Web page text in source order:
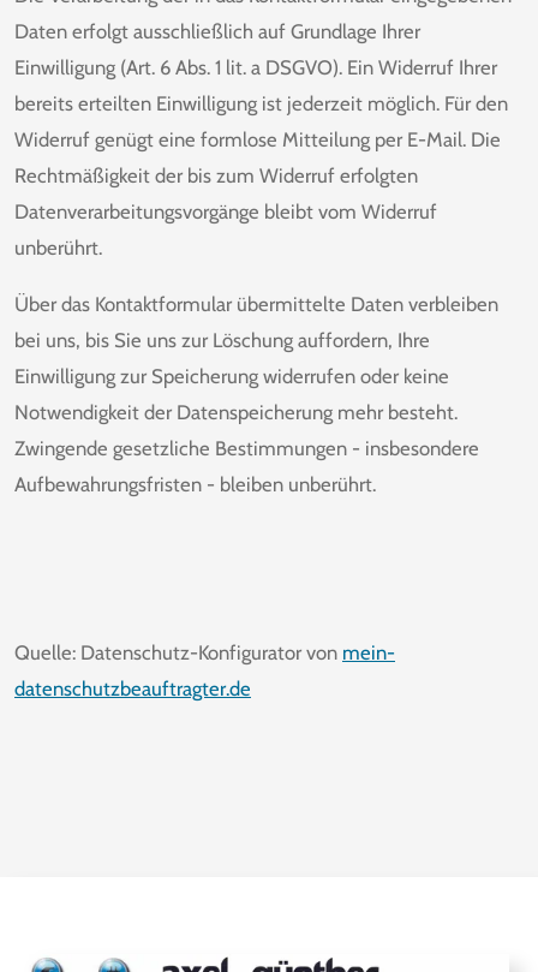
Daten erfolgt ausschließlich auf Grundlage Ihrer
Einwilligung (Art. 6 Abs. 1 lit. a DSGVO). Ein Widerruf Ihrer
bereits erteilten Einwilligung ist jederzeit möglich. Für den
Widerruf genügt eine formlose Mitteilung per E-Mail. Die
Rechtmäßigkeit der bis zum Widerruf erfolgten
Datenverarbeitungsvorgänge bleibt vom Widerruf
unberührt.
Über das Kontaktformular übermittelte Daten verbleiben
bei uns, bis Sie uns zur Löschung auffordern, Ihre
Einwilligung zur Speicherung widerrufen oder keine
Notwendigkeit der Datenspeicherung mehr besteht.
Zwingende gesetzliche Bestimmungen - insbesondere
Aufbewahrungsfristen - bleiben unberührt.
Quelle: Datenschutz-Konfigurator von mein-
datenschutzbeauftragter.de